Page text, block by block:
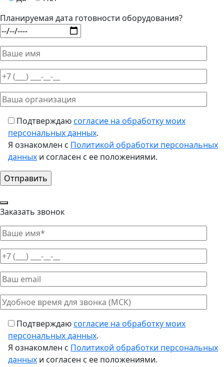
Планируемая дата готовности оборудования?
Подтверждаюсогласие на обработку моих
персональных данных.
Я ознакомлен с Политикой обработки персональных
данных и согласен с ее положениями.
Заказать звонок
Подтверждаюсогласие на обработку моих
персональных данных.
Я ознакомлен с Политикой обработки персональных
данных и согласен с ее положениями.